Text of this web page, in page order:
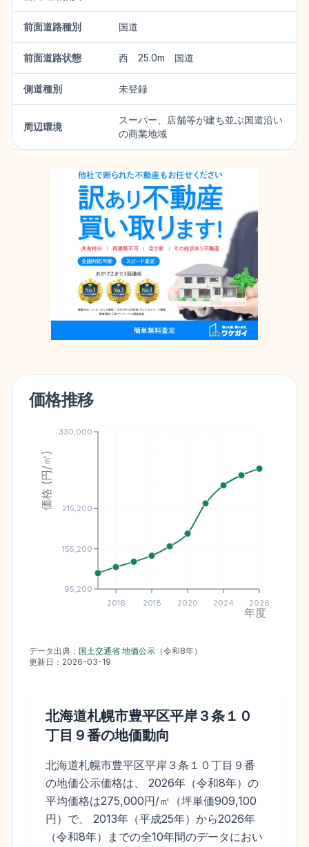
前面道路種別 国道
前面道路状態 西 25.0m 国道
側道種別 未登録
周辺環境
スーパー、店舗等が建ち並ぶ国道沿い
の商業地域
価格推移
2016 2018 2020 2024 2026
年度
95,200
155,200
215,200
330,000
価格 (円/㎡)
データ出典： 国土交通省 地価公示 （令和8年）
更新日： 2026-03-19
北海道札幌市豊平区平岸３条１０
丁目９番の地価動向
北海道札幌市豊平区平岸３条１０丁目９番
の地価公示価格は、 2026年（令和8年）の
平均価格は275,000円/㎡（坪単価909,100
円）で、 2013年（平成25年）から2026年
（令和8年）までの全10年間のデータにおい